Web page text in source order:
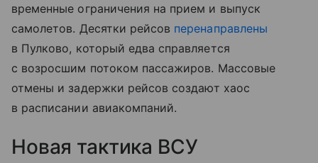
временные ограничения на прием и выпуск
самолетов. Десятки рейсов перенаправлены
в Пулково, который едва справляется
с возросшим потоком пассажиров. Массовые
отмены и задержки рейсов создают хаос
в расписании авиакомпаний.
Новая тактика ВСУ